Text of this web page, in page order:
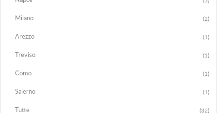
Milano (2)
Arezzo (1)
Treviso (1)
Como (1)
Salerno (1)
Tutte (32)